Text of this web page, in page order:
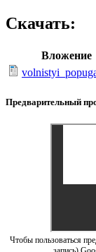
Скачать:
Вложение
Предварительный
Чтобы пользоваться